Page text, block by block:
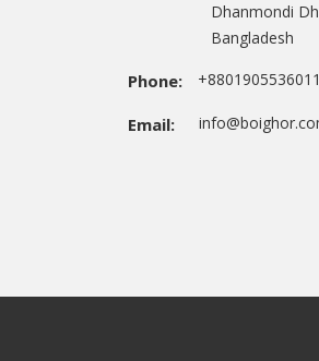
Dhanmondi
Bangladesh
Phone: +8801905536011
Email: